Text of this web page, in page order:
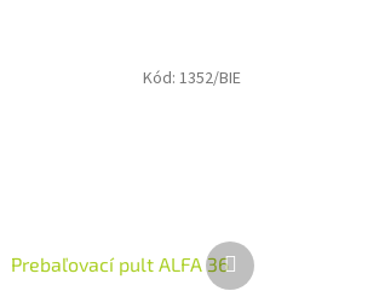
Prebaľovací pult ALFA 36
Kód: 1352/BIE
Ďalší
produkt